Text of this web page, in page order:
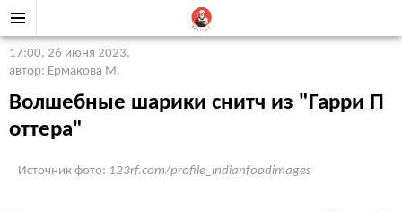
17:00, 26 июня 2023,
автор: Ермакова М.
Волшебные шарики снитч из "Гарри П
оттера"
Источник фото: 123rf.com/profile_indianfoodimages